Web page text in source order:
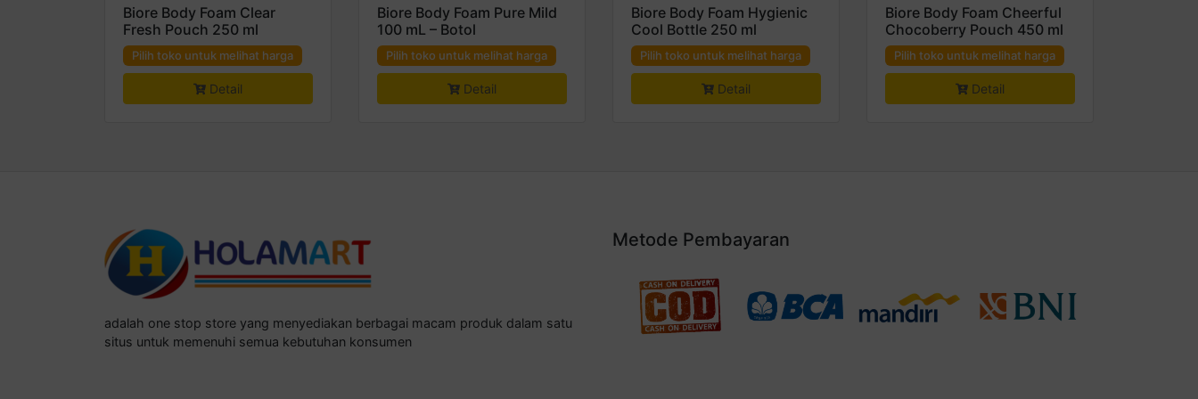
Biore Body Foam Clear
Fresh Pouch 250 ml
Pilih toko untuk melihat harga
Detail
Biore Body Foam Pure Mild
100 mL – Botol
Pilih toko untuk melihat harga
Detail
Biore Body Foam Hygienic
Cool Bottle 250 ml
Pilih toko untuk melihat harga
Detail
Biore Body Foam Cheerful
Chocoberry Pouch 450 ml
Pilih toko untuk melihat harga
Detail
adalah one stop store yang menyediakan berbagai macam produk dalam satu
situs untuk memenuhi semua kebutuhan konsumen
Metode Pembayaran